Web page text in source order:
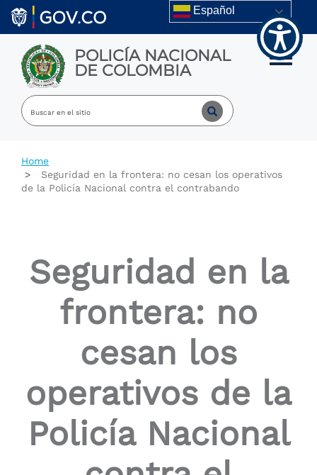
Welcome
All
Accessibility
screen
reader.
Accessibility
Skip to main content Español
POLICÍA NACIONAL
DE COLOMBIA Toggle
Home
Seguridad en la frontera: no cesan los operativos
de la Policía Nacional contra el contrabando
Seguridad en la
frontera: no
cesan los
operativos de la
Policía Nacional